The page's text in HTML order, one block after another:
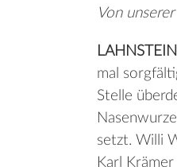
Von
mal
Stelle
setzt. Willi
Karl